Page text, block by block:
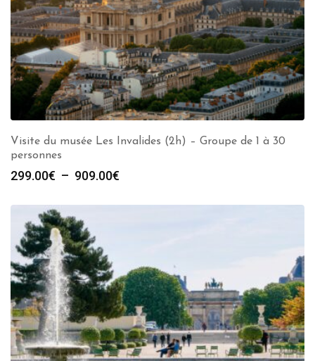
Visite du musée Les Invalides (2h) – Groupe de 1 à 30
personnes
299.00€ – 909.00€
prix :